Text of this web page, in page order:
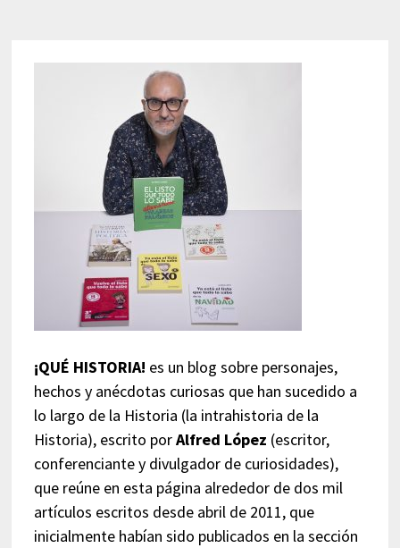
¡QUÉ HISTORIA! es un blog sobre personajes,
hechos y anécdotas curiosas que han sucedido a
lo largo de la Historia (la intrahistoria de la
Historia), escrito porAlfred López (escritor,
conferenciante y divulgador de curiosidades),
que reúne en esta página alrededor de dos mil
artículos escritos desde abril de 2011, que
inicialmente habían sido publicados en la sección